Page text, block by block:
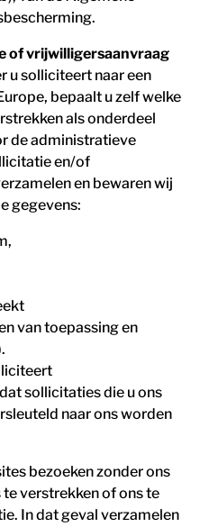
of vrijwilligersaanvraag
u solliciteert naar een
bepaalt u zelf welke
als onderdeel
de administratieve
en/of
en bewaren wij
gegevens:
van toepassing en
sollicitaties die u ons
naar ons worden
bezoeken zonder ons
verstrekken of ons te
In dat geval verzamelen